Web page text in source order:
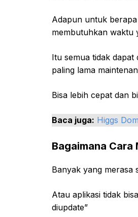
Adapun untuk
membutuhkan waktu
Itu semua tidak
paling lama
Bisa lebih cepat dan
Baca juga: Higgs
Bagaimana
Banyak yang merasa
Atau aplikasi tidak
diupdate”